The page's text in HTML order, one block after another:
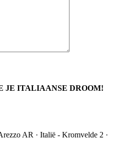
JE ITALIAANSE DROOM!
AR · Italië - Kromvelde 2 ·